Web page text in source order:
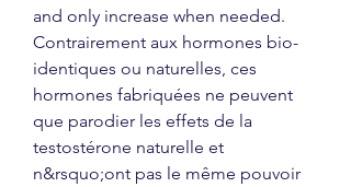
and only increase when needed.
Contrairement aux hormones bio-
identiques ou naturelles, ces
hormones fabriquées ne peuvent
que parodier les effets de la
testostérone naturelle et
n&rsquo;ont pas le même pouvoir